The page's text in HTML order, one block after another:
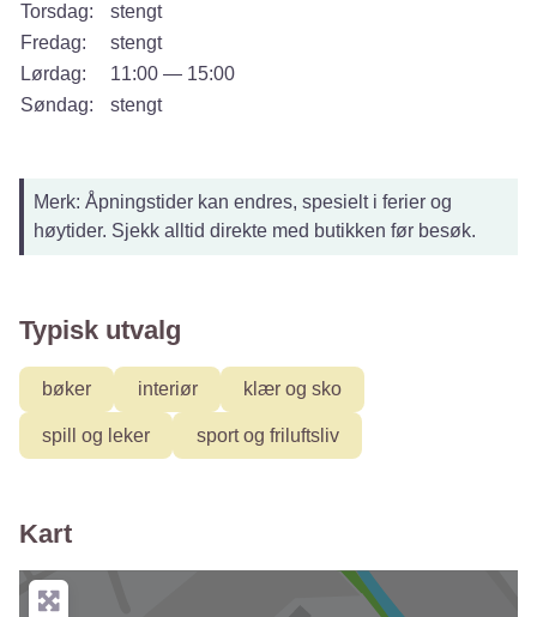
Torsdag:
stengt
Fredag:
stengt
Lørdag:
11:00 — 15:00
Søndag:
stengt
Merk: Åpningstider kan endres, spesielt i ferier og
høytider. Sjekk alltid direkte med butikken før besøk.
Typisk utvalg
bøker interiør klær og sko
spill og leker sport og friluftsliv
Kart